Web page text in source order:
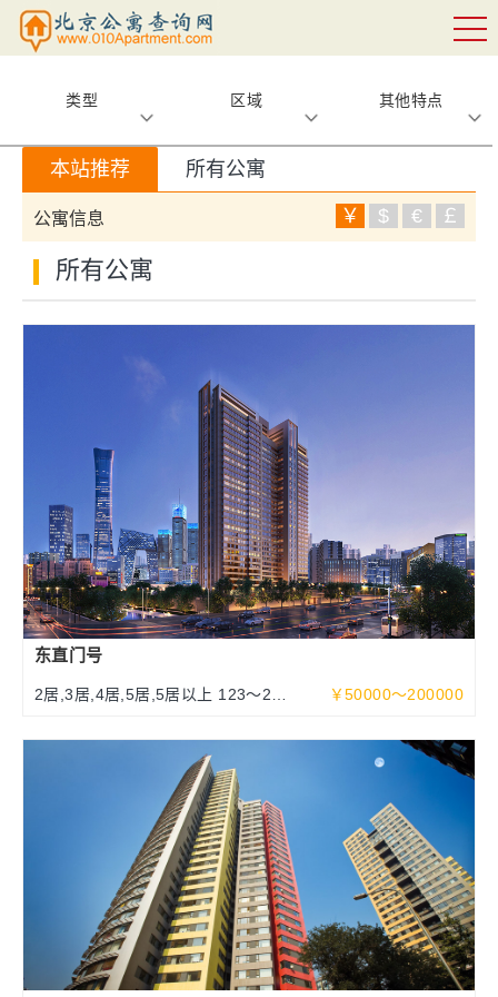
类型 区域 其他特点
本站推荐 所有公寓
公寓信息 ￥ $ € ￡
所有公寓
东直门号
2居,3居,4居,5居,5居以上 123～252
￥50000～200000